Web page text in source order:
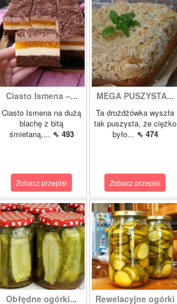
Ciasto Ismena –...
Ciasto Ismena na dużą
blachę z bitą
śmietaną,... ⇖ 493
Zobacz przepis!
MEGA PUSZYSTA...
Ta drożdżówka wyszła
tak puszysta, że ciężko
było... ⇖ 474
Zobacz przepis!
Obłędne ogórki... Rewelacyjne ogórki